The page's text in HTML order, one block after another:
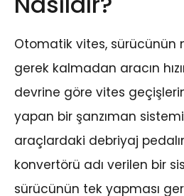
Otomatik vites, sürücünün
gerek kalmadan aracın
devrine göre vites
yapan bir şanzıman
araçlardaki debriyaj
konvertörü adı verilen bir
sürücünün tek yapması